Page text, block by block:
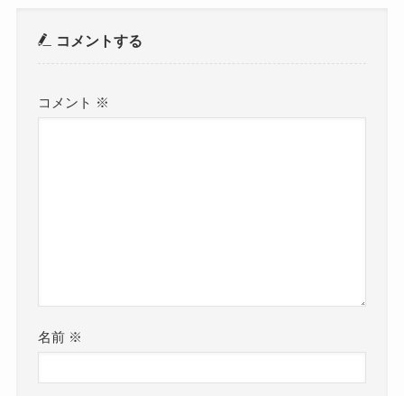
コメントする
コメント ※
名前 ※